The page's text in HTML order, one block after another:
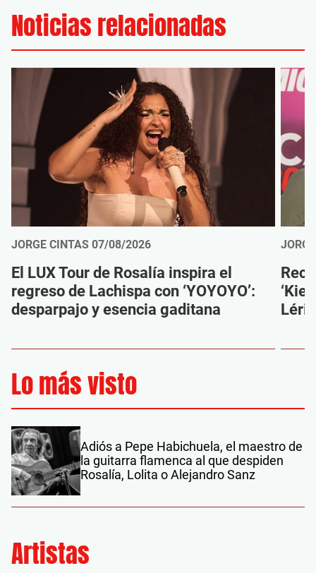
Noticias relacionadas
JORGE CINTAS 07/08/2026
El LUX Tour de Rosalía inspira el
regreso de Lachispa con ‘YOYOYO’:
desparpajo y esencia gaditana
Lo más visto
Adiós a Pepe Habichuela, el maestro de
la guitarra flamenca al que despiden
Rosalía, Lolita o Alejandro Sanz
Artistas